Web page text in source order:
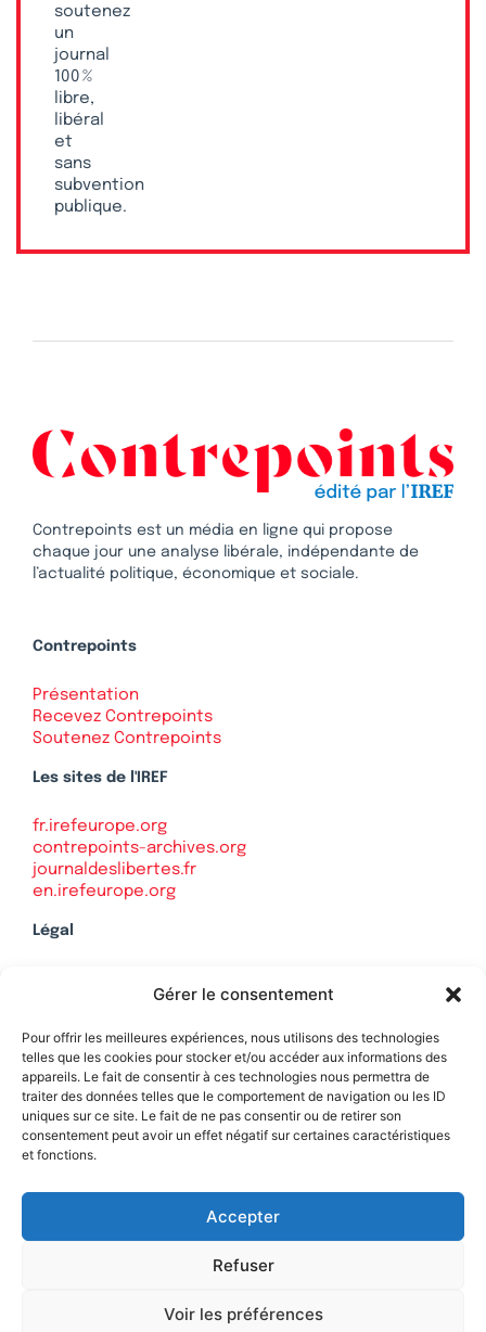
Gérer le consentement
Pour offrir les meilleures expériences, nous utilisons des technologies
telles que les cookies pour stocker et/ou accéder aux informations des
appareils. Le fait de consentir à ces technologies nous permettra de
traiter des données telles que le comportement de navigation ou les ID
uniques sur ce site. Le fait de ne pas consentir ou de retirer son
consentement peut avoir un effet négatif sur certaines caractéristiques
et fonctions.
Accepter
Refuser
Voir les préférences
soutenez
un
journal
100 %
libre,
libéral
et
sans
subvention
publique.
Contrepoints est un média en ligne qui propose
chaque jour une analyse libérale, indépendante de
l’actualité politique, économique et sociale.
Contrepoints
Présentation
Recevez Contrepoints
Soutenez Contrepoints
Les sites de l'IREF
fr.irefeurope.org
contrepoints-archives.org
journaldeslibertes.fr
en.irefeurope.org
Légal
Politique de confidentialité
Contact
Soutenez Contrepoints